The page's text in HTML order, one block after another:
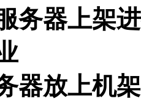
务器上架
器放上机